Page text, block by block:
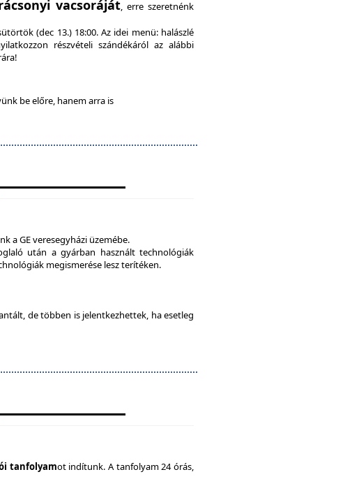
vacsoráját, erre szeretnénk
(dec 13.) 18:00. Az idei menü: halászlé
részvételi szándékáról az alábbi
be előre, hanem arra is
a GE veresegyházi üzemébe.
után a gyárban használt technológiák
megismerése lesz terítéken.
de többen is jelentkezhettek, ha esetleg
tanfolyamot indítunk. A tanfolyam 24 órás,